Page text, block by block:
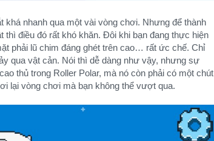
nhanh qua một vài vòng chơi. Nhưng để thành
điều đó rất khó khăn. Đôi khi bạn đang thực hiện
phải lũ chim đáng ghét trên cao… rất ức chế. Chỉ
qua vật cản. Nói thì dễ dàng như vậy, nhưng sự
thủ trong Roller Polar, mà nó còn phải có một chút
lại vòng chơi mà bạn không thể vượt qua.